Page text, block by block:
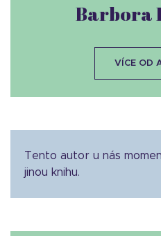
Tento autor u nás
jinou knihu.
Barbora
VÍCE OD